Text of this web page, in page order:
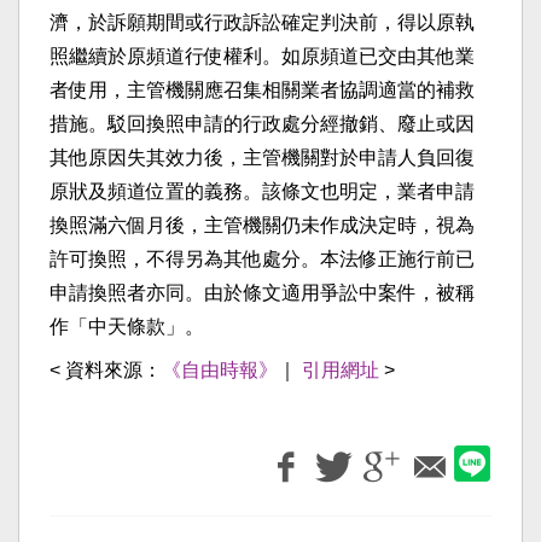
濟，於訴願期間或行政訴訟確定判決前，得以原執
照繼續於原頻道行使權利。如原頻道已交由其他業
者使用，主管機關應召集相關業者協調適當的補救
措施。駁回換照申請的行政處分經撤銷、廢止或因
其他原因失其效力後，主管機關對於申請人負回復
原狀及頻道位置的義務。該條文也明定，業者申請
換照滿六個月後，主管機關仍未作成決定時，視為
許可換照，不得另為其他處分。本法修正施行前已
申請換照者亦同。由於條文適用爭訟中案件，被稱
作「中天條款」。
< 資料來源： 《自由時報》 引用網址 >